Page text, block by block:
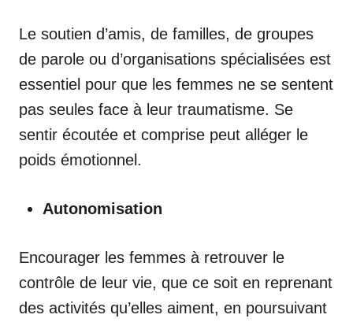
Le soutien d’amis, de familles, de groupes
de parole ou d’organisations spécialisées est
essentiel pour que les femmes ne se sentent
pas seules face à leur traumatisme. Se
sentir écoutée et comprise peut alléger le
poids émotionnel.
Autonomisation
Encourager les femmes à retrouver le
contrôle de leur vie, que ce soit en reprenant
des activités qu’elles aiment, en poursuivant